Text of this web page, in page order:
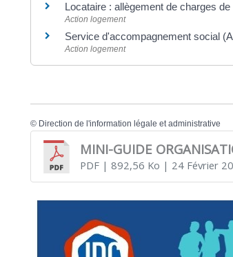
Locataire : allègement de charges
Action logement
Service d'accompagnement social
Action logement
© Direction de l'information légale et administrative
MINI-GUIDE
PDF| 892,56 Ko | 24 Février